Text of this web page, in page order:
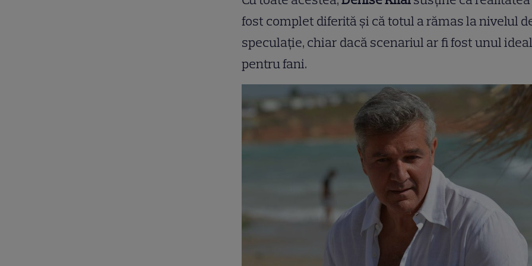
fost complet diferită și că totul a rămas la nivelul
speculație, chiar dacă scenariul ar fi fost unul ideal
pentru fani.